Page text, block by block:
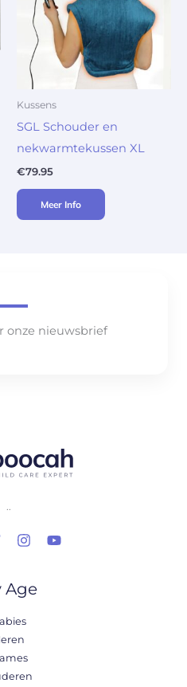
Kussens
SGL Schouder en
nekwarmtekussen XL
€79.95
Meer Info
onze nieuwsbrief
..
Age